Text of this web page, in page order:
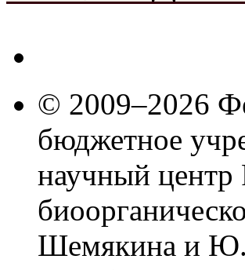
© 2009–2026
бюджетное
научный центр
Шемякина и